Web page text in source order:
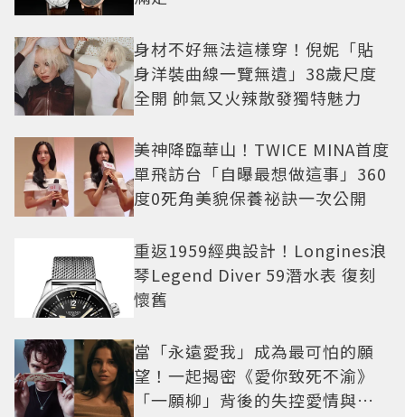
身材不好無法這樣穿！倪妮「貼
身洋裝曲線一覽無遺」38歲尺度
全開 帥氣又火辣散發獨特魅力
美神降臨華山！TWICE MINA首度
單飛訪台「自曝最想做這事」360
度0死角美貌保養祕訣一次公開
重返1959經典設計！Longines浪
琴Legend Diver 59潛水表 復刻
懷舊
當「永遠愛我」成為最可怕的願
望！一起揭密《愛你致死不渝》
「一願柳」背後的失控愛情與爆